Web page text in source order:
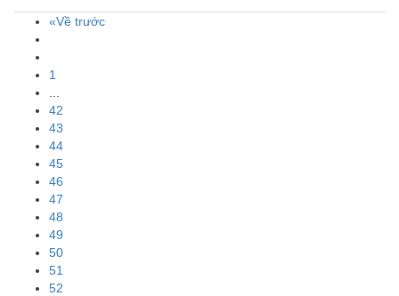
«Về trước
1
42
43
44
45
46
47
48
49
50
51
52